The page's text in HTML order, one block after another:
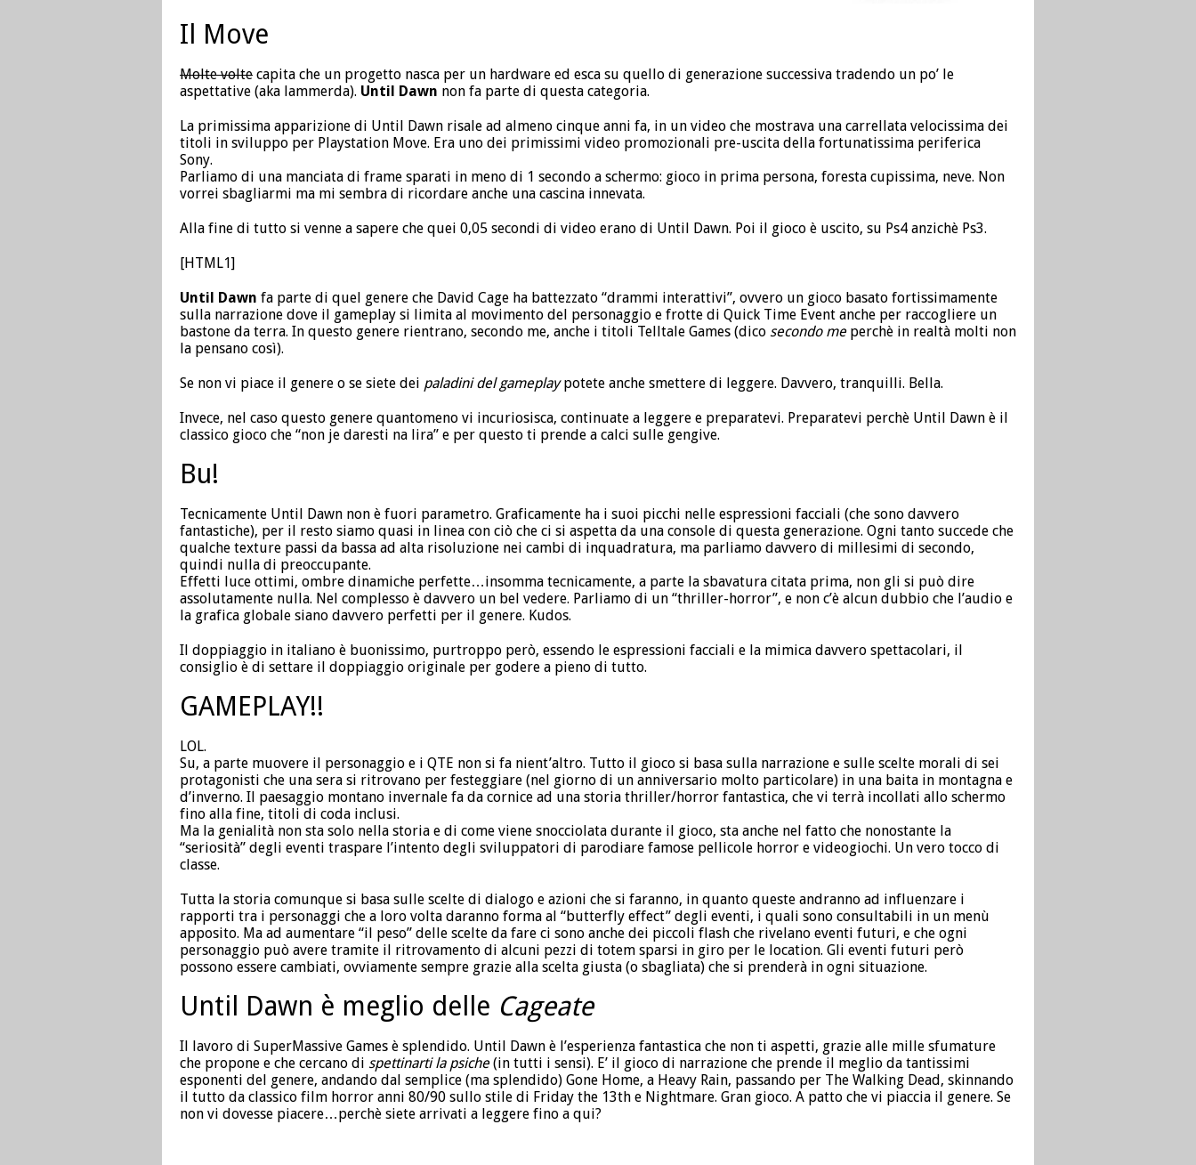
Il Move
Molte volte capita che un progetto nasca per un hardware ed esca su quello di generazione successiva tradendo un po’ le
aspettative (aka lammerda). Until Dawn non fa parte di questa categoria.
La primissima apparizione di Until Dawn risale ad almeno cinque anni fa, in un video che mostrava una carrellata velocissima dei
titoli in sviluppo per Playstation Move. Era uno dei primissimi video promozionali pre-uscita della fortunatissima periferica
Sony.
Parliamo di una manciata di frame sparati in meno di 1 secondo a schermo: gioco in prima persona, foresta cupissima, neve. Non
vorrei sbagliarmi ma mi sembra di ricordare anche una cascina innevata.
Alla fine di tutto si venne a sapere che quei 0,05 secondi di video erano di Until Dawn. Poi il gioco è uscito, su Ps4 anzichè Ps3.
[HTML1]
Until Dawn fa parte di quel genere che David Cage ha battezzato “drammi interattivi”, ovvero un gioco basato fortissimamente
sulla narrazione dove il gameplay si limita al movimento del personaggio e frotte di Quick Time Event anche per raccogliere un
bastone da terra. In questo genere rientrano, secondo me, anche i titoli Telltale Games (dico secondo meperchè in realtà molti non
la pensano così).
Se non vi piace il genere o se siete dei paladini del gameplaypotete anche smettere di leggere. Davvero, tranquilli. Bella.
Invece, nel caso questo genere quantomeno vi incuriosisca, continuate a leggere e preparatevi. Preparatevi perchè Until Dawn è il
classico gioco che “non je daresti na lira” e per questo ti prende a calci sulle gengive.
Bu!
Tecnicamente Until Dawn non è fuori parametro. Graficamente ha i suoi picchi nelle espressioni facciali (che sono davvero
fantastiche), per il resto siamo quasi in linea con ciò che ci si aspetta da una console di questa generazione. Ogni tanto succede che
qualche texture passi da bassa ad alta risoluzione nei cambi di inquadratura, ma parliamo davvero di millesimi di secondo,
quindi nulla di preoccupante.
Effetti luce ottimi, ombre dinamiche perfette…insomma tecnicamente, a parte la sbavatura citata prima, non gli si può dire
assolutamente nulla. Nel complesso è davvero un bel vedere. Parliamo di un “thriller-horror”, e non c’è alcun dubbio che l’audio e
la grafica globale siano davvero perfetti per il genere. Kudos.
Il doppiaggio in italiano è buonissimo, purtroppo però, essendo le espressioni facciali e la mimica davvero spettacolari, il
consiglio è di settare il doppiaggio originale per godere a pieno di tutto.
GAMEPLAY!!
LOL.
Su, a parte muovere il personaggio e i QTE non si fa nient’altro. Tutto il gioco si basa sulla narrazione e sulle scelte morali di sei
protagonisti che una sera si ritrovano per festeggiare (nel giorno di un anniversario molto particolare) in una baita in montagna e
d’inverno. Il paesaggio montano invernale fa da cornice ad una storia thriller/horror fantastica, che vi terrà incollati allo schermo
fino alla fine, titoli di coda inclusi.
Ma la genialità non sta solo nella storia e di come viene snocciolata durante il gioco, sta anche nel fatto che nonostante la
“seriosità” degli eventi traspare l’intento degli sviluppatori di parodiare famose pellicole horror e videogiochi. Un vero tocco di
classe.
Tutta la storia comunque si basa sulle scelte di dialogo e azioni che si faranno, in quanto queste andranno ad influenzare i
rapporti tra i personaggi che a loro volta daranno forma al “butterfly effect” degli eventi, i quali sono consultabili in un menù
apposito. Ma ad aumentare “il peso” delle scelte da fare ci sono anche dei piccoli flash che rivelano eventi futuri, e che ogni
personaggio può avere tramite il ritrovamento di alcuni pezzi di totem sparsi in giro per le location. Gli eventi futuri però
possono essere cambiati, ovviamente sempre grazie alla scelta giusta (o sbagliata) che si prenderà in ogni situazione.
Until Dawn è meglio delle Cageate
Il lavoro di SuperMassive Games è splendido. Until Dawn è l’esperienza fantastica che non ti aspetti, grazie alle mille sfumature
che propone e che cercano di spettinarti la psiche(in tutti i sensi). E’ il gioco di narrazione che prende il meglio da tantissimi
esponenti del genere, andando dal semplice (ma splendido) Gone Home, a Heavy Rain, passando per The Walking Dead, skinnando
il tutto da classico film horror anni 80/90 sullo stile di Friday the 13th e Nightmare. Gran gioco. A patto che vi piaccia il genere. Se
non vi dovesse piacere…perchè siete arrivati a leggere fino a qui?